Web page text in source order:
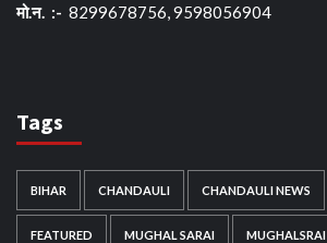
मो.न. :- 8299678756, 9598056904
Tags
BIHAR CHANDAULI CHANDAULI NEWS
FEATURED MUGHAL SARAI MUGHALSRAI